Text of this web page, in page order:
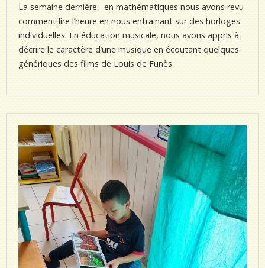
La semaine dernière, en mathématiques nous avons revu
comment lire l’heure en nous entrainant sur des horloges
individuelles. En éducation musicale, nous avons appris à
décrire le caractère d’une musique en écoutant quelques
génériques des films de Louis de Funès.